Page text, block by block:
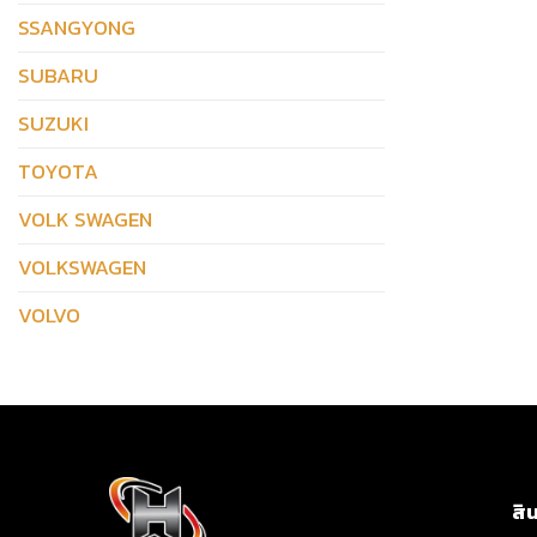
SSANGYONG
SUBARU
SUZUKI
TOYOTA
VOLK SWAGEN
VOLKSWAGEN
VOLVO
สิ